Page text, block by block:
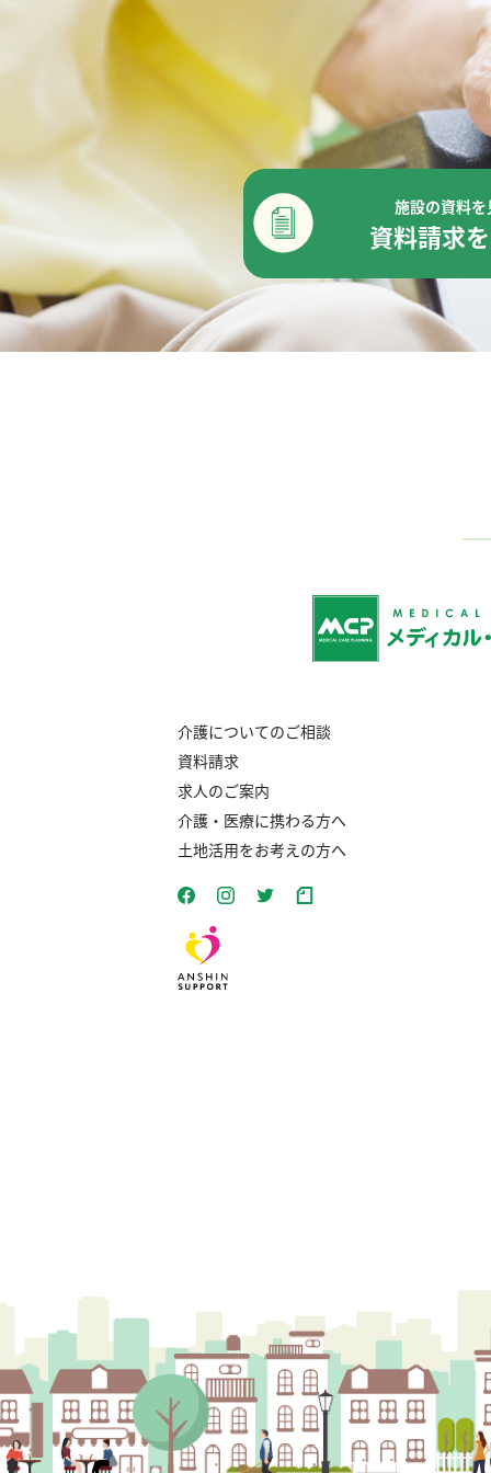
施設の資料
資料請求
介護についてのご相談
資料請求
求人のご案内
介護・医療に携わる方へ
土地活用をお考えの方へ